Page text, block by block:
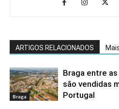
ARTIGOS RELACIONADOS
Braga
Braga entre
são vendidas
Portugal